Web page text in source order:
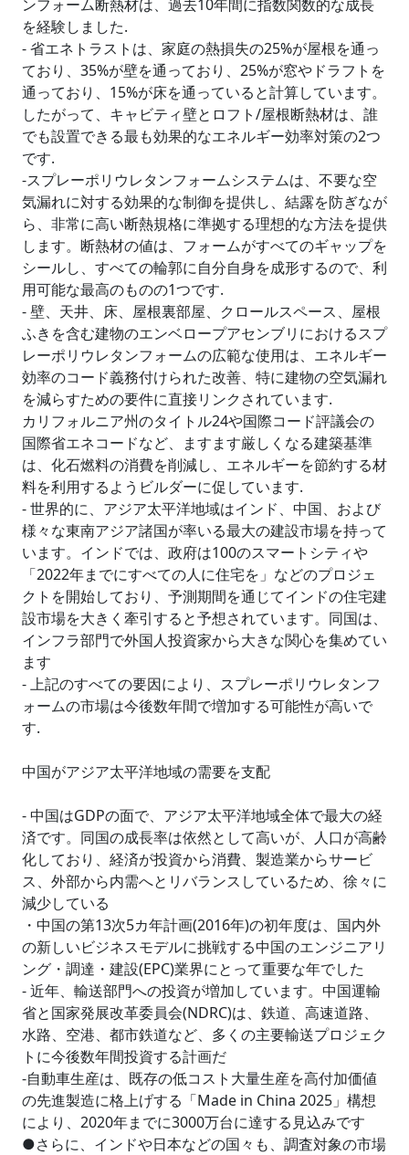
ンフォーム断熱材は、過去10年間に指数関数的な成長
を経験しました.
- 省エネトラストは、家庭の熱損失の25%が屋根を通っ
ており、35%が壁を通っており、25%が窓やドラフトを
通っており、15%が床を通っていると計算しています。
したがって、キャビティ壁とロフト/屋根断熱材は、誰
でも設置できる最も効果的なエネルギー効率対策の2つ
です.
-スプレーポリウレタンフォームシステムは、不要な空
気漏れに対する効果的な制御を提供し、結露を防ぎなが
ら、非常に高い断熱規格に準拠する理想的な方法を提供
します。断熱材の値は、フォームがすべてのギャップを
シールし、すべての輪郭に自分自身を成形するので、利
用可能な最高のものの1つです.
- 壁、天井、床、屋根裏部屋、クロールスペース、屋根
ふきを含む建物のエンベロープアセンブリにおけるスプ
レーポリウレタンフォームの広範な使用は、エネルギー
効率のコード義務付けられた改善、特に建物の空気漏れ
を減らすための要件に直接リンクされています.
カリフォルニア州のタイトル24や国際コード評議会の
国際省エネコードなど、ますます厳しくなる建築基準
は、化石燃料の消費を削減し、エネルギーを節約する材
料を利用するようビルダーに促しています.
- 世界的に、アジア太平洋地域はインド、中国、および
様々な東南アジア諸国が率いる最大の建設市場を持って
います。インドでは、政府は100のスマートシティや
「2022年までにすべての人に住宅を」などのプロジェ
クトを開始しており、予測期間を通じてインドの住宅建
設市場を大きく牽引すると予想されています。同国は、
インフラ部門で外国人投資家から大きな関心を集めてい
ます
- 上記のすべての要因により、スプレーポリウレタンフ
ォームの市場は今後数年間で増加する可能性が高いで
す.
中国がアジア太平洋地域の需要を支配
- 中国はGDPの面で、アジア太平洋地域全体で最大の経
済です。同国の成長率は依然として高いが、人口が高齢
化しており、経済が投資から消費、製造業からサービ
ス、外部から内需へとリバランスしているため、徐々に
減少している
・中国の第13次5カ年計画(2016年)の初年度は、国内外
の新しいビジネスモデルに挑戦する中国のエンジニアリ
ング・調達・建設(EPC)業界にとって重要な年でした
- 近年、輸送部門への投資が増加しています。中国運輸
省と国家発展改革委員会(NDRC)は、鉄道、高速道路、
水路、空港、都市鉄道など、多くの主要輸送プロジェク
トに今後数年間投資する計画だ
-自動車生産は、既存の低コスト大量生産を高付加価値
の先進製造に格上げする「Made in China 2025」構想
により、2020年までに3000万台に達する見込みです
●さらに、インドや日本などの国々も、調査対象の市場